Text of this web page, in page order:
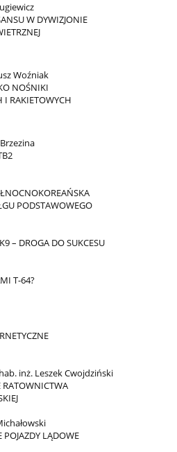
W DYWIZJONIE
Woźniak
NOŚNIKI
I RAKIETOWYCH
PODSTAWOWEGO
– DROGA DO SUKCESU
T-64?
inż. Leszek Cwojdziński
RATOWNICTWA
POJAZDY LĄDOWE